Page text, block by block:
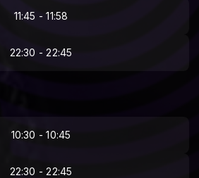
11:45 - 11:58
22:30 - 22:45
10:30 - 10:45
22:30 - 22:45